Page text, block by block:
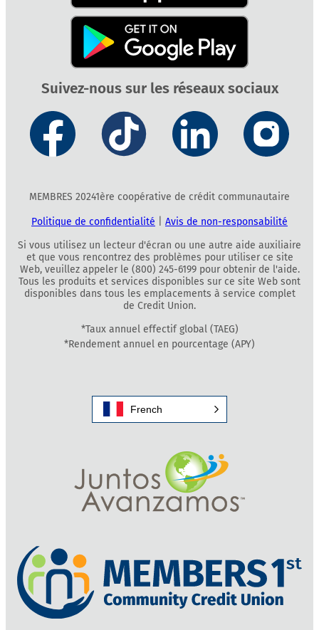
Suivez-nous sur les réseaux sociaux
MEMBRES 20241ère coopérative de crédit communautaire
Politique de confidentialité
Avis de non-responsabilité
Si vous utilisez un lecteur d'écran ou une autre aide auxiliaire
et que vous rencontrez des problèmes pour utiliser ce site
Web, veuillez appeler le (800) 245-6199 pour obtenir de l'aide.
Tous les produits et services disponibles sur ce site Web sont
disponibles dans tous les emplacements à service complet
de Credit Union.
*Taux annuel effectif global (TAEG)
*Rendement annuel en pourcentage (APY)
French